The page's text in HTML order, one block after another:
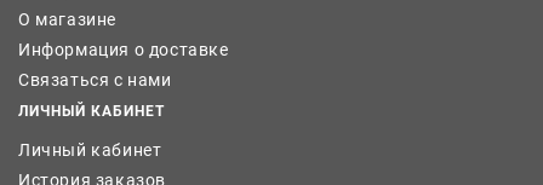
О магазине
Информация о доставке
Связаться с нами
ЛИЧНЫЙ КАБИНЕТ
Личный кабинет
История заказов